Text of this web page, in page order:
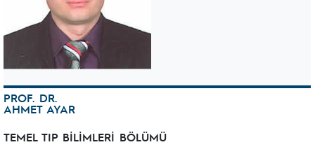
PROF. DR.
AHMET AYAR
TEMEL TIP BİLİMLERİ BÖLÜMÜ